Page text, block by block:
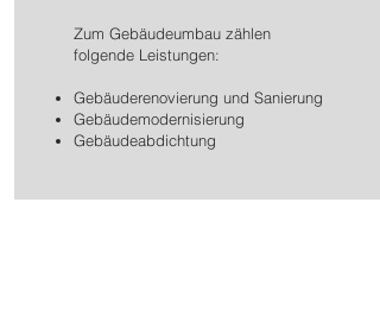
Zum Gebäudeumbau zählen
folgende Leistungen:
Gebäuderenovierung und Sanierung
Gebäudemodernisierung
Gebäudeabdichtung